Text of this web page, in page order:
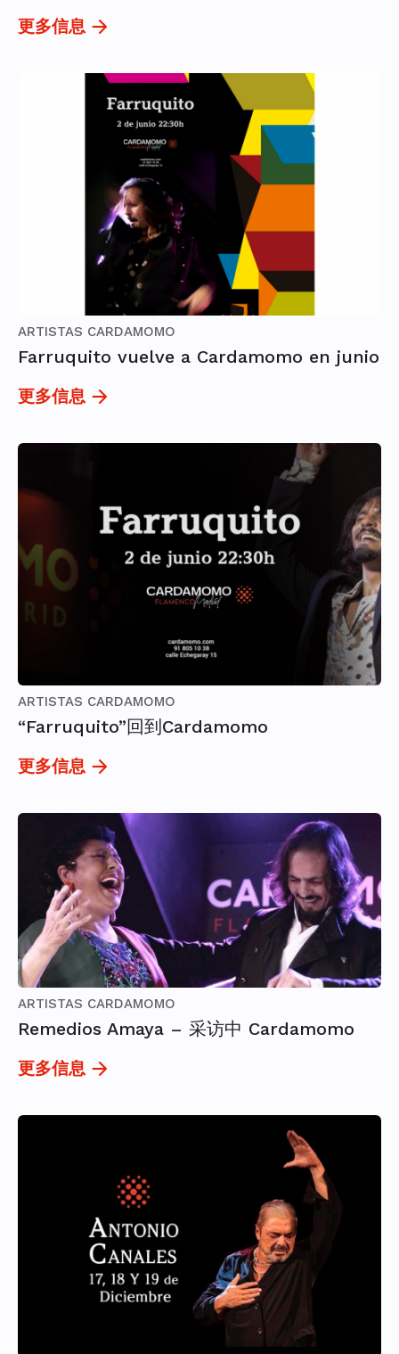
更多信息
ARTISTAS CARDAMOMO
Farruquito vuelve a Cardamomo en junio
更多信息
ARTISTAS CARDAMOMO
“Farruquito”回到Cardamomo
更多信息
ARTISTAS CARDAMOMO
Remedios Amaya – 采访中 Cardamomo
更多信息